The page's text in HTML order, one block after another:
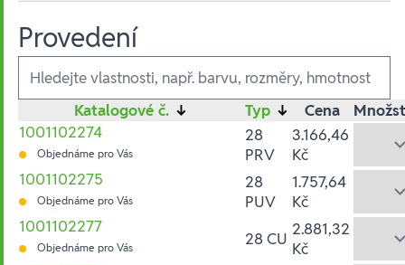
Provedení
Ausführungen
Katalogové č. ↓ Typ ↓ Cena
1001102274
Objednáme pro Vás
28
PRV
3.166,46
Kč
1001102275
Objednáme pro Vás
28
PUV
1.757,64
Kč
1001102277
Objednáme pro Vás 28 CU 2.881,32
Kč